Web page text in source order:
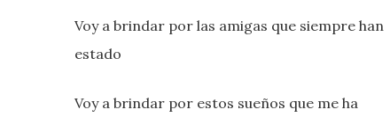
Voy a brindar por las amigas que siempre han
estado
Voy a brindar por estos sueños que me ha